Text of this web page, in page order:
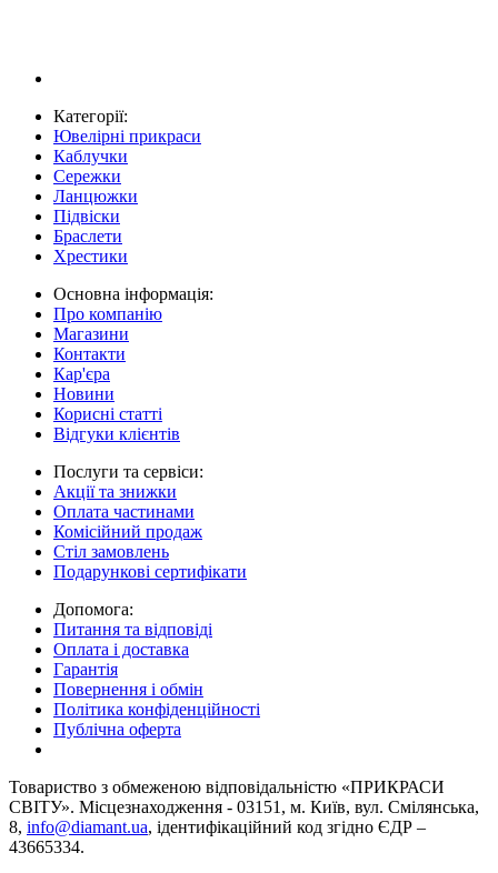
Категорії:
Ювелірні прикраси
Каблучки
Сережки
Ланцюжки
Підвіски
Браслети
Хрестики
Основна інформація:
Про компанію
Магазини
Контакти
Кар'єра
Новини
Корисні статті
Відгуки клієнтів
Послуги та сервіси:
Акції та знижки
Оплата частинами
Комісійний продаж
Стіл замовлень
Подарункові сертифікати
Допомога:
Питання та відповіді
Оплата і доставка
Гарантія
Повернення і обмін
Політика конфіденційності
Публічна оферта
Товариство з обмеженою вiдповiдальнiстю «ПРИКРАСИ
СВІТУ». Місцезнаходження - 03151, м. Київ, вул. Смілянська,
8, info@diamant.ua, ідентифікаційний код згідно ЄДР –
43665334.